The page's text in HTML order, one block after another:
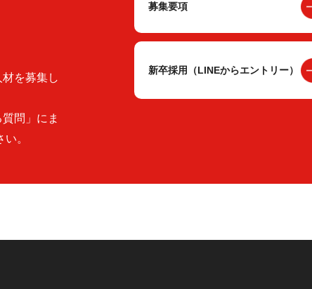
を募集し
問」にま
。
募集要項
新卒採用（LINEからエントリー）